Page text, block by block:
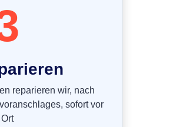
reparieren wir, nach
sofort vor
Ort